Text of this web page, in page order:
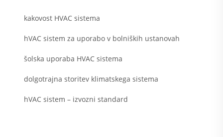
kakovost HVAC sistema
hVAC sistem za uporabo v bolniških ustanovah
šolska uporaba HVAC sistema
dolgotrajna storitev klimatskega sistema
hVAC sistem – izvozni standard